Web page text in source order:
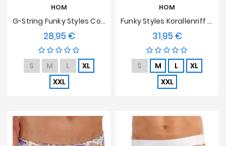
HOM
G-String Funky Styles Coral Reef HOM Limited Edition
28,95 €Preis
S M L
XL
XXL
HOM
Funky Styles Korallenriff HOM Limited Edition Tanga
31,95 €Preis
S M L
XL
XXL